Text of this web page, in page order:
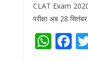
CLAT Exam
परीक्षा अब 28
W F